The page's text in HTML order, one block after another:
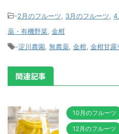
-2月のフルーツ 3月のフルーツ 4
薬・有機野菜 金柑
-淀川農園 無農薬 金柑 金柑甘露
関連記事
10月のフルーツ
12月のフルーツ